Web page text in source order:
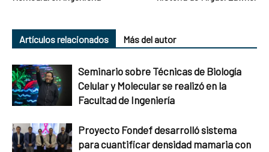
Artículos relacionados Más del autor
Seminario sobre Técnicas de Biología
Celular y Molecular se realizó en la
Facultad de Ingeniería
Proyecto Fondef desarrolló sistema
para cuantificar densidad mamaria con